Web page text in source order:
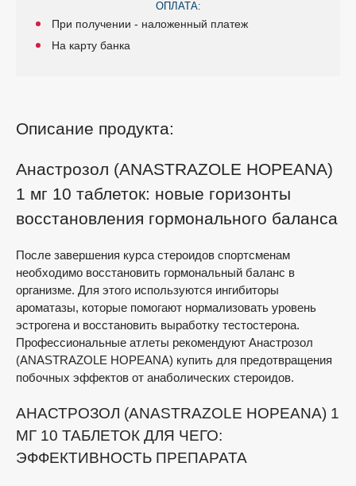
ОПЛАТА:
При получении - наложенный платеж
На карту банка
Описание продукта:
Анастрозол (ANASTRAZOLE HOPEANA)
1 мг 10 таблеток: новые горизонты
восстановления гормонального баланса
После завершения курса стероидов спортсменам
необходимо восстановить гормональный баланс в
организме. Для этого используются ингибиторы
ароматазы, которые помогают нормализовать уровень
эстрогена и восстановить выработку тестостерона.
Профессиональные атлеты рекомендуют Анастрозол
(ANASTRAZOLE HOPEANA) купить для предотвращения
побочных эффектов от анаболических стероидов.
АНАСТРОЗОЛ (ANASTRAZOLE HOPEANA) 1
МГ 10 ТАБЛЕТОК ДЛЯ ЧЕГО:
ЭФФЕКТИВНОСТЬ ПРЕПАРАТА